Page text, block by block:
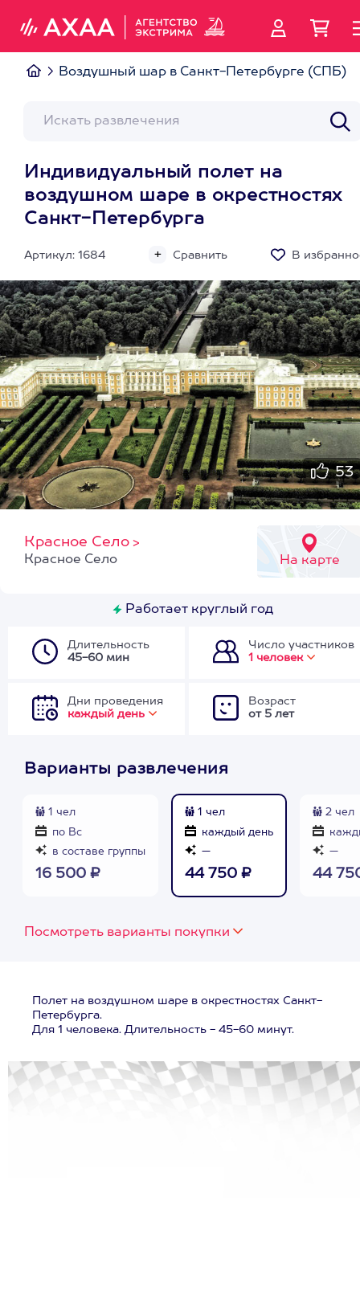
Воздушный шар в Санкт-Петербурге (СПБ)
Индивидуальный полет на
воздушном шаре в окрестностях
Санкт-Петербурга
Артикул: 1684 Сравнить В
53
Красное Село >
На карте
Красное Село
Работает круглый год
Длительность
45-60 мин
Число участников
1 человек
Дни проведения
каждый день
Возраст
от 5 лет
Варианты развлечения
1 чел
по Вс
в составе группы
16 500 ₽
1 чел
каждый день
—
44 750 ₽
2 чел
—
44
Посмотреть варианты покупки
Полет на воздушном шаре в окрестностях Санкт-
Петербурга.
Для 1 человека. Длительность - 45-60 минут.